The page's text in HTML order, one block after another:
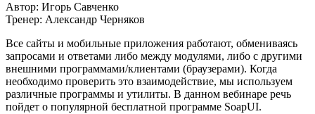
Автор: Игорь Савченко
Тренер: Александр Черняков
Все сайты и мобильные приложения работают, обмениваясь
запросами и ответами либо между модулями, либо с другими
внешними программами/клиентами (браузерами). Когда
необходимо проверить это взаимодействие, мы используем
различные программы и утилиты. В данном вебинаре речь
пойдет о популярной бесплатной программе SoapUI.